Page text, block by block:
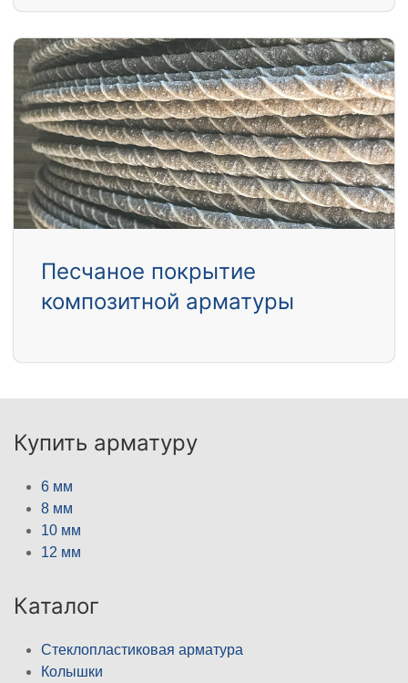
Песчаное покрытие
композитной арматуры
Купить арматуру
6 мм
8 мм
10 мм
12 мм
Каталог
Стеклопластиковая арматура
Колышки